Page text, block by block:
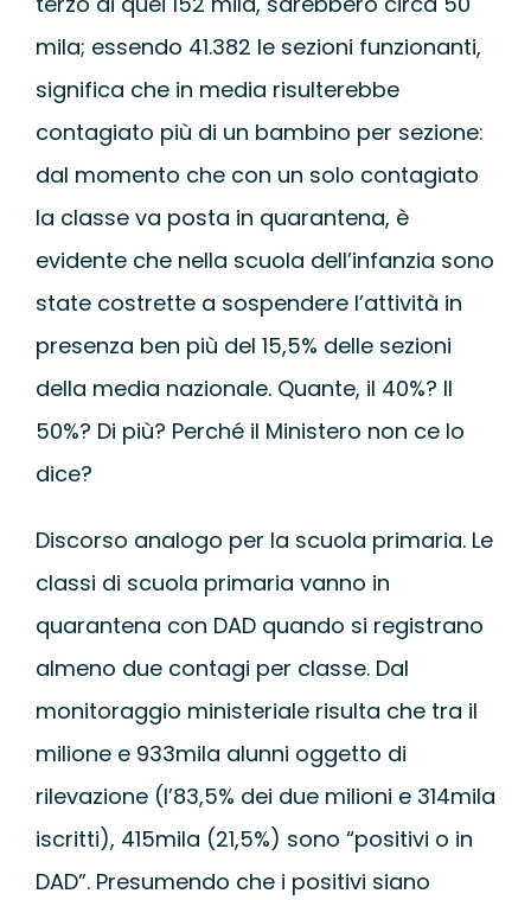
mila; essendo 41.382 le sezioni funzionanti,
significa che in media risulterebbe
contagiato più di un bambino per sezione:
dal momento che con un solo contagiato
la classe va posta in quarantena, è
evidente che nella scuola dell’infanzia sono
state costrette a sospendere l’attività in
presenza ben più del 15,5% delle sezioni
della media nazionale. Quante, il 40%? Il
50%? Di più? Perché il Ministero non ce lo
dice?
Discorso analogo per la scuola primaria. Le
classi di scuola primaria vanno in
quarantena con DAD quando si registrano
almeno due contagi per classe. Dal
monitoraggio ministeriale risulta che tra il
milione e 933mila alunni oggetto di
rilevazione (l’83,5% dei due milioni e 314mila
iscritti), 415mila (21,5%) sono “positivi o in
DAD”. Presumendo che i positivi siano